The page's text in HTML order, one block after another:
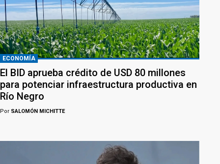
ECONOMÍA
El BID aprueba crédito de USD 80 millones
para potenciar infraestructura productiva en
Río Negro
Por SALOMÓN MICHITTE